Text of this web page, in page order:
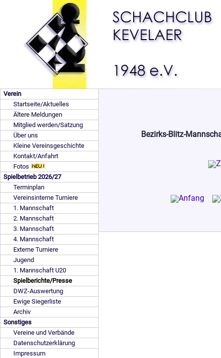
Verein
Startseite/Aktuelles
Ältere Meldungen
Mitglied werden/Satzung
Über uns
Kleine Vereinsgeschichte
Kontakt/Anfahrt
Fotos
Spielbetrieb 2026/27
Terminplan
Vereinsinterne Turniere
1. Mannschaft
2. Mannschaft
3. Mannschaft
4. Mannschaft
Externe Turniere
Jugend
1. Mannschaft U20
Spielberichte/Presse
DWZ-Auswertung
Ewige Siegerliste
Archiv
Sonstiges
Vereine und Verbände
Datenschutzerklärung
Impressum
Bezirks-Blitz-